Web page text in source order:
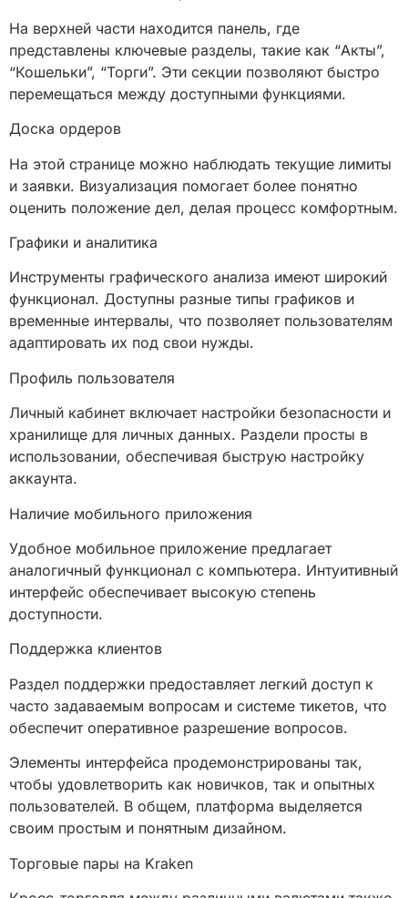
На верхней части находится панель, где
представлены ключевые разделы, такие как “Акты”,
“Кошельки”, “Торги”. Эти секции позволяют быстро
перемещаться между доступными функциями.
Доска ордеров
На этой странице можно наблюдать текущие лимиты
и заявки. Визуализация помогает более понятно
оценить положение дел, делая процесс комфортным.
Графики и аналитика
Инструменты графического анализа имеют широкий
функционал. Доступны разные типы графиков и
временные интервалы, что позволяет пользователям
адаптировать их под свои нужды.
Профиль пользователя
Личный кабинет включает настройки безопасности и
хранилище для личных данных. Раздели просты в
использовании, обеспечивая быструю настройку
аккаунта.
Наличие мобильного приложения
Удобное мобильное приложение предлагает
аналогичный функционал с компьютера. Интуитивный
интерфейс обеспечивает высокую степень
доступности.
Поддержка клиентов
Раздел поддержки предоставляет легкий доступ к
часто задаваемым вопросам и системе тикетов, что
обеспечит оперативное разрешение вопросов.
Элементы интерфейса продемонстрированы так,
чтобы удовлетворить как новичков, так и опытных
пользователей. В общем, платформа выделяется
своим простым и понятным дизайном.
Торговые пары на Kraken